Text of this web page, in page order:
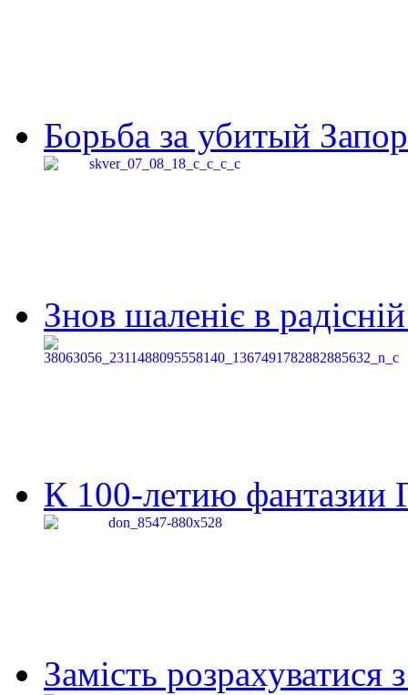
Борьба за убитый
Знов шаленіє в
К 100-летию фантазии
Замість